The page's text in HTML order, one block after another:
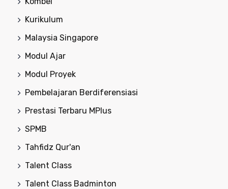
Kurikulum
Malaysia Singapore
Modul Ajar
Modul Proyek
Pembelajaran Berdiferensiasi
Prestasi Terbaru MPlus
SPMB
Tahfidz Qur'an
Talent Class
Talent Class Badminton